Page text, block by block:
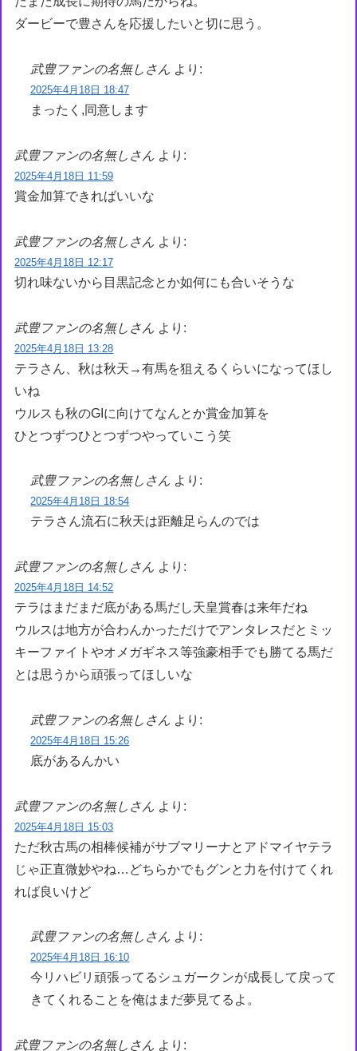
ダービーで豊さんを応援したいと切に思う。
武豊ファンの名無しさん より:
2025年4月18日 18:47
まったく,同意します
武豊ファンの名無しさん より:
2025年4月18日 11:59
賞金加算できればいいな
武豊ファンの名無しさん より:
2025年4月18日 12:17
切れ味ないから目黒記念とか如何にも合いそうな
武豊ファンの名無しさん より:
2025年4月18日 13:28
テラさん、秋は秋天→有馬を狙えるくらいになってほし
いね
ウルスも秋のGIに向けてなんとか賞金加算を
ひとつずつひとつずつやっていこう笑
武豊ファンの名無しさん より:
2025年4月18日 18:54
テラさん流石に秋天は距離足らんのでは
武豊ファンの名無しさん より:
2025年4月18日 14:52
テラはまだまだ底がある馬だし天皇賞春は来年だね
ウルスは地方が合わんかっただけでアンタレスだとミッ
キーファイトやオメガギネス等強豪相手でも勝てる馬だ
とは思うから頑張ってほしいな
武豊ファンの名無しさん より:
2025年4月18日 15:26
底があるんかい
武豊ファンの名無しさん より:
2025年4月18日 15:03
ただ秋古馬の相棒候補がサブマリーナとアドマイヤテラ
じゃ正直微妙やね…どちらかでもグンと力を付けてくれ
れば良いけど
武豊ファンの名無しさん より:
2025年4月18日 16:10
今リハビリ頑張ってるシュガークンが成長して戻って
きてくれることを俺はまだ夢見てるよ。
武豊ファンの名無しさん より: